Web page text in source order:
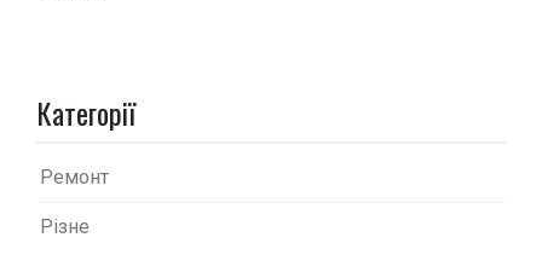
Категорії
Ремонт
Різне